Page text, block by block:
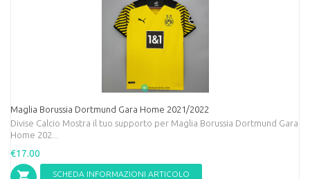
Maglia Borussia Dortmund Gara Home 2021/2022
Divise Calcio Mostra il tuo supporto per Maglia Borussia Dortmund Gara
Home 202...
€17.00
SCHEDA INFORMAZIONI ARTICOLO